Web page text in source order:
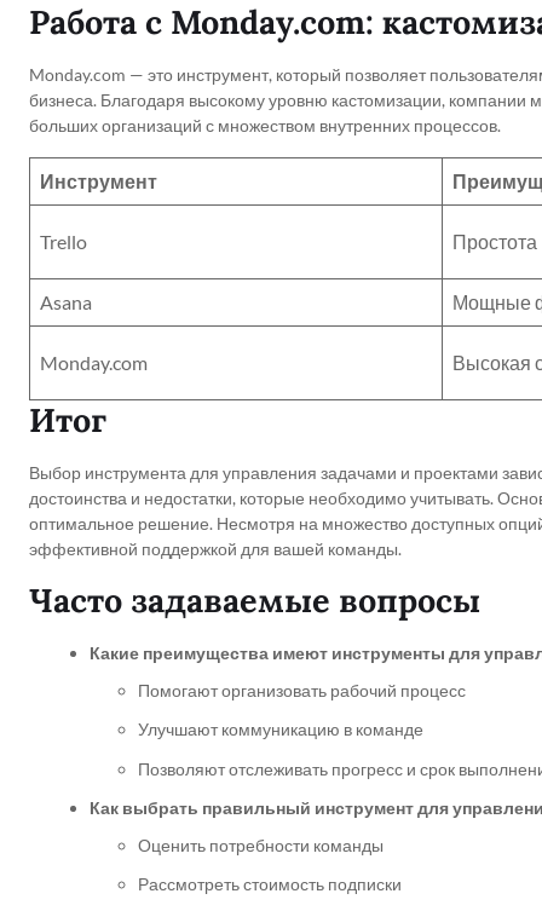
Работа с Monday.com:
Monday.com — это инструмент, который позволяет
бизнеса. Благодаря высокому уровню кастомизации, компании
больших организаций с множеством внутренних процессов.
Инструмент
Trello Простота
Asana Мощные
Monday.com Высокая
Итог
Выбор инструмента для управления задачами и проектами
достоинства и недостатки, которые необходимо учитывать.
оптимальное решение. Несмотря на множество доступных
эффективной поддержкой для вашей команды.
Часто задаваемые вопросы
Какие преимущества имеют инструменты для
Помогают организовать рабочий процесс
Улучшают коммуникацию в команде
Позволяют отслеживать прогресс и срок
Как выбрать правильный инструмент для
Оценить потребности команды
Рассмотреть стоимость подписки